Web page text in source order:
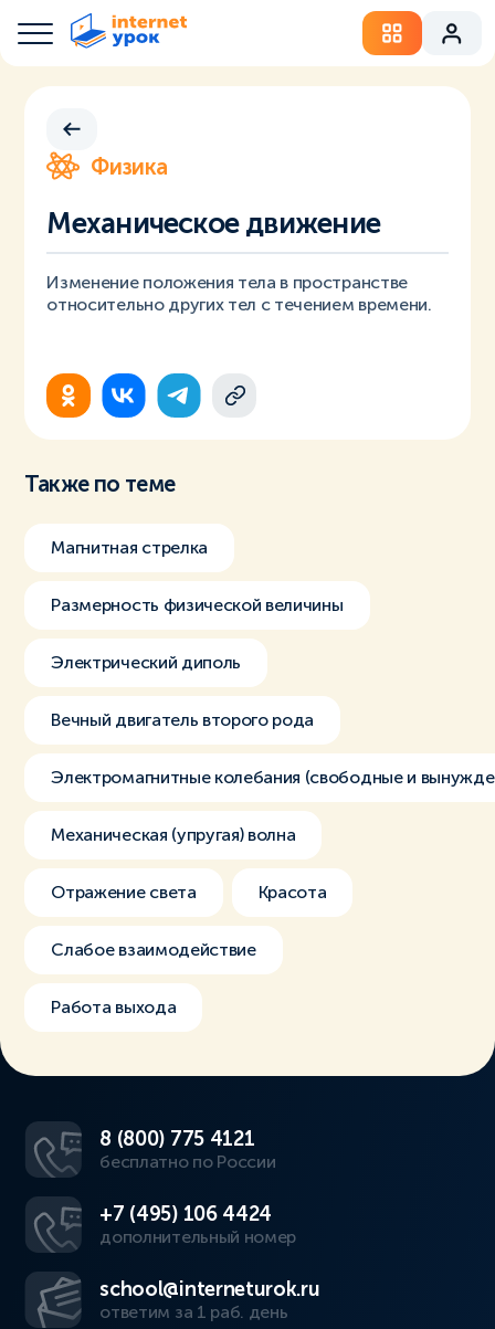
Физика
Механическое движение
Изменение положения тела в пространстве
относительно других тел с течением времени.
Также по теме
Магнитная стрелка
Размерность физической величины
Электрический диполь
Вечный двигатель второго рода
Электромагнитные колебания (свободные и
Механическая (упругая) волна
Отражение света Красота
Слабое взаимодействие
Работа выхода
8 (800) 775 4121
бесплатно по России
+7 (495) 106 4424
дополнительный номер
school@interneturok.ru
ответим за 1 раб. день